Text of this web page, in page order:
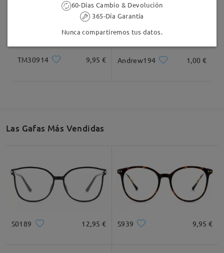
TM30914 9,95 € Andrew194 1,00 €
Las Gafas Más Vendidas
S0189 12,95 € S939 9,95 €
60-Días Cambio & Devolución
365-Día Garantía
Nunca compartiremos tus datos.